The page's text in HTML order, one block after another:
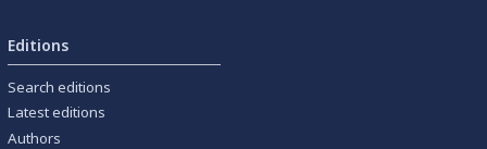
Editions
Search editions
Latest editions
Authors